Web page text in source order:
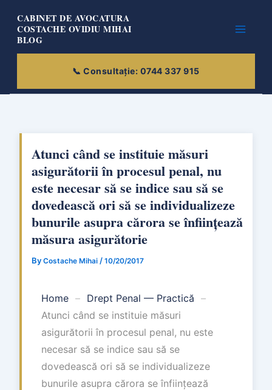
content
CABINET DE AVOCATURA
COSTACHE OVIDIU MIHAI
BLOG
Atunci când se instituie măsuri
asigurătorii în procesul penal, nu
este necesar să se indice sau să se
dovedească ori să se individualizeze
bunurile asupra cărora se înființează
măsura asigurătorie
By Costache Mihai / 10/20/2017
Home – Drept Penal — Practică –
Atunci când se instituie măsuri
asigurătorii în procesul penal, nu este
necesar să se indice sau să se
dovedească ori să se individualizeze
bunurile asupra cărora se înființează